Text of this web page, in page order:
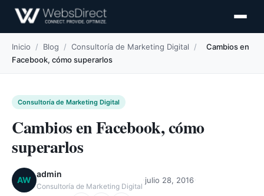
Inicio / Blog / Consultoría de Marketing Digital /
Cambios en
Facebook, cómo superarlos
Consultoría de Marketing Digital
Cambios en Facebook, cómo
superarlos
AW
admin
Consultoría de Marketing Digital
julio 28, 2016